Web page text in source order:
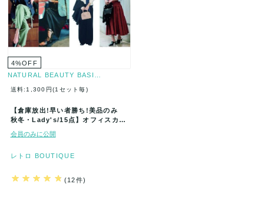
4%OFF
NATURAL BEAUTY BASI…
送料:1,300円(1セット毎)
【倉庫放出!早い者勝ち!美品のみ
秋冬・Lady's/15点】オフィスカジ
会員のみに公開
レトロ BOUTIQUE
(12件)